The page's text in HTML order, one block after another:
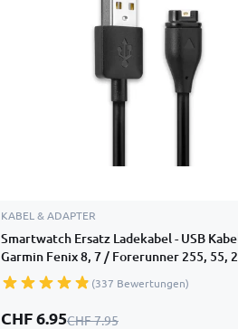
KABEL & ADAPTER
Smartwatch Ersatz Ladekabel - USB
Garmin Fenix 8, 7 / Forerunner 255, 55,
165, 955 / Vivoactive 5 / Venu 3, 3S, 2 /
Sportuhr - 1A Datenkabel für Fitness
(337 Bewertungen)
Sonderpreis
CHF 6.95Regulärer Preis
CHF 7.95